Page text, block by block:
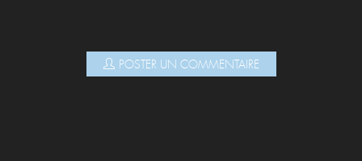
POSTER UN COMMENTAIRE